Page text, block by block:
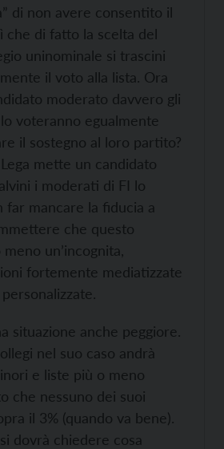
di non avere consentito il
che di fatto la scelta del
uninominale si trascini
il voto alla lista. Ora
moderato davvero gli
voteranno egualmente
il sostegno al loro partito?
mette un candidato
i moderati di FI lo
mancare la fiducia a
che questo
un’incognita,
fortemente mediatizzate
situazione anche peggiore.
nel suo caso andrà
e liste più o meno
che nessuno dei suoi
il 3% (quando va bene).
dovrà chiedere cosa